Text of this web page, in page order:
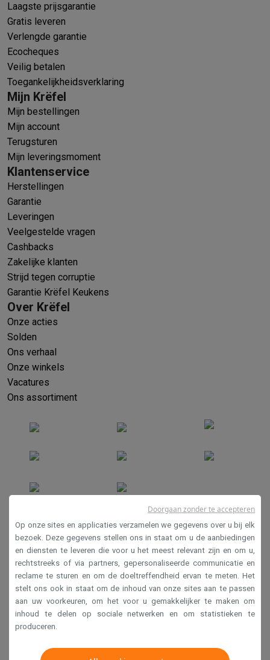
Laagste prijsgarantie
Gratis leveren
Verlengde garantie
Ecocheques
Veilig betalen
Toegankelijkheidsverklaring
Mijn Krëfel
Mijn bestellingen
Mijn account
Terugsturen
Mijn leveringsmoment
Klantenservice
Herstellingen
Garantie
Leveringen
Veelgestelde vragen
Cashbacks
Zakelijke klanten
Strijd tegen corruptie
Garantie Krëfel Keukens
Over Krëfel
Onze acties
Solden
Ons verhaal
Onze winkels
Vacatures
Ons assortiment
Verkoopsvoorwaarden
Privacy
Disclaimer
Cookies
Krëfel NV - Steenstraat 44 - Industriezone 4 "T Sas",
Op onze sites en applicaties verzamelen we gegevens over u bij elk
bezoek. Deze gegevens stellen ons in staat om u de aanbiedingen
en diensten te leveren die voor u het meest relevant zijn en om u,
rechtstreeks of via partners, gepersonaliseerde communicatie en
reclame te sturen en om de doeltreffendheid ervan te meten. Het
stelt ons ook in staat om de inhoud van onze sites aan te passen
aan uw voorkeuren, om het voor u gemakkelijker te maken om
inhoud te delen op sociale netwerken en om statistieken te
produceren.
Doorgaan zonder te accepteren